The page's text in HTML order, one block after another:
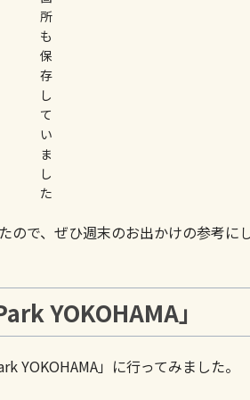
所
も
保
存
し
て
い
ま
し
た
ので、ぜひ週末のお出かけの参考に
YOKOHAMA」
YOKOHAMA」に行ってみました。